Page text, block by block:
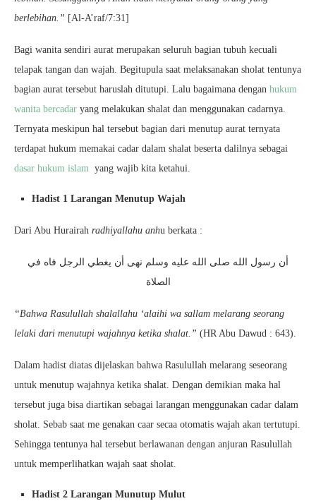
berlebihan.” [Al-A’raf/7:31]
Bagi wanita sendiri aurat merupakan seluruh bagian tubuh kecuali
telapak tangan dan wajah. Begitupula saat melaksanakan sholat tentunya
bagian aurat tersebut haruslah ditutupi. Lalu bagaimana dengan hukum
wanita bercadar yang melakukan shalat dan menggunakan cadarnya.
Ternyata meskipun hal tersebut bagian dari menutup aurat ternyata
terdapat hukum memakai cadar dalam shalat beserta dalilnya sebagai
dasar hukum islam yang wajib kita ketahui.
Hadist 1 Larangan Menutup Wajah
Dari Abu Hurairah radhiyallahu anhu berkata :
أن رسول الله صلى الله عليه وسلم نهى أن يغطي الرجل فاه في
الصلاة
“Bahwa Rasulullah shalallahu ‘alaihi wa sallam melarang seorang
lelaki dari menutupi wajahnya ketika shalat.” (HR Abu Dawud : 643).
Dalam hadist diatas dijelaskan bahwa Rasulullah melarang seseorang
untuk menutup wajahnya ketika shalat. Dengan demikian maka hal
tersebut juga bisa diartikan sebagai larangan menggunakan cadar dalam
sholat. Sebab saat me genakan caar secaa otomatis wajah akan tertutupi.
Sehingga tentunya hal tersebut berlawanan dengan anjuran Rasulullah
untuk memperlihatkan wajah saat sholat.
Hadist 2 Larangan Munutup Mulut